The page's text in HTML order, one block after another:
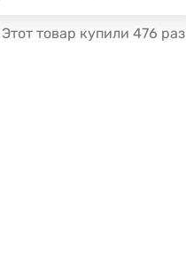
Этот товар купили 476 раз